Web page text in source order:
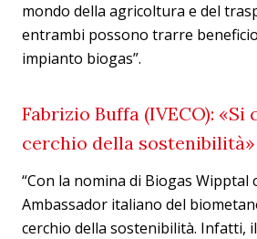
mondo della agricoltura e del
entrambi possono trarre
impianto biogas”.
Fabrizio Buffa (IVECO): «Si
cerchio della sostenibilità»
“Con la nomina di Biogas Wipptal
Ambassador italiano del
cerchio della sostenibilità. Infatti,